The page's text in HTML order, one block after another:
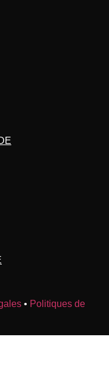
• Politiques de